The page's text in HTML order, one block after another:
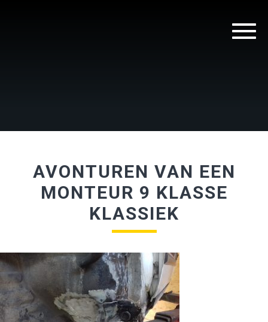
AVONTUREN VAN EEN
MONTEUR 9 KLASSE
KLASSIEK